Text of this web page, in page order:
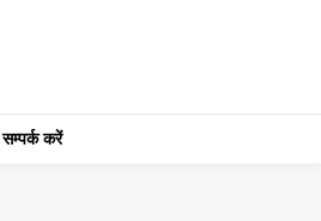
सम्पर्क करें